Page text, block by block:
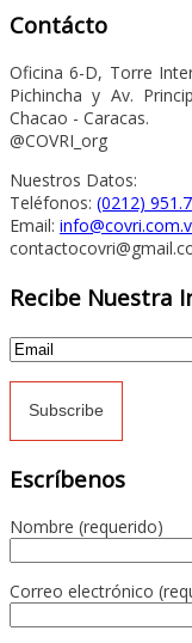
Contácto
Oficina 6-D, Torre
Pichincha y Av.
Chacao - Caracas.
@COVRI_org
Nuestros Datos:
Teléfonos: (0212)
Email:
Recibe Nuestra
Escríbenos
Nombre (requerido)
Correo electrónico